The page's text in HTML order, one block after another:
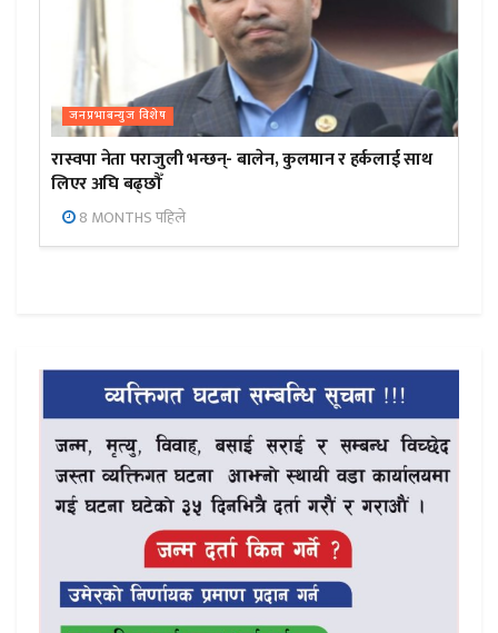
जनप्रभाबन्युज विशेष
रास्वपा नेता पराजुली भन्छन्- बालेन, कुलमान र हर्कलाई साथ
लिएर अघि बढ्छौँ
8 MONTHS पहिले